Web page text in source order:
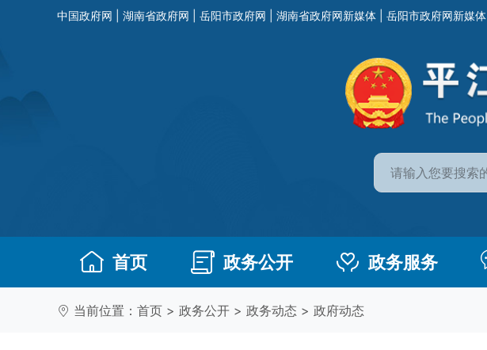
中国政府网 湖南省政府网 岳阳市政府网 湖南省政府网新媒体 岳阳市政府网新媒体
首页 政务公开 政务服务
当前位置： 首页 > 政务公开 > 政务动态 > 政府动态